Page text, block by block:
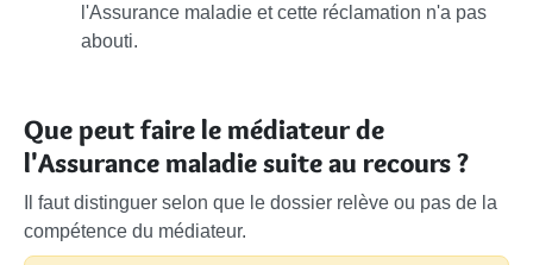
l'Assurance maladie et cette réclamation n'a pas
abouti.
Que peut faire le médiateur de
l'Assurance maladie suite au recours ?
Il faut distinguer selon que le dossier relève ou pas de la
compétence du médiateur.